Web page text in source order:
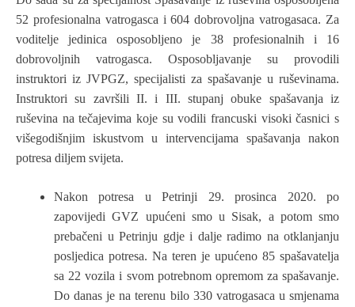
52 profesionalna vatrogasca i 604 dobrovoljna vatrogasaca. Za
voditelje jedinica osposobljeno je 38 profesionalnih i 16
dobrovoljnih vatrogasca. Osposobljavanje su provodili
instruktori iz JVPGZ, specijalisti za spašavanje u ruševinama.
Instruktori su završili II. i III. stupanj obuke spašavanja iz
ruševina na tečajevima koje su vodili francuski visoki časnici s
višegodišnjim iskustvom u intervencijama spašavanja nakon
potresa diljem svijeta.
Nakon potresa u Petrinji 29. prosinca 2020. po
zapovijedi GVZ upućeni smo u Sisak, a potom smo
prebačeni u Petrinju gdje i dalje radimo na otklanjanju
posljedica potresa. Na teren je upućeno 85 spašavatelja
sa 22 vozila i svom potrebnom opremom za spašavanje.
Do danas je na terenu bilo 330 vatrogasaca u smjenama